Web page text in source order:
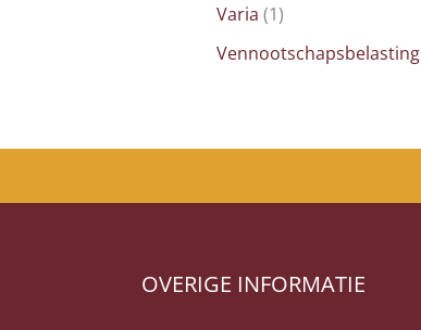
Varia (1)
Vennootschapsbelasting
OVERIGE INFORMATIE